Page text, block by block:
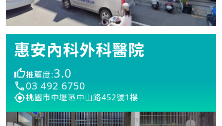
惠安內科外科醫院
推薦度:3.0
03 492 6750
桃園市中壢區中山路452號1樓